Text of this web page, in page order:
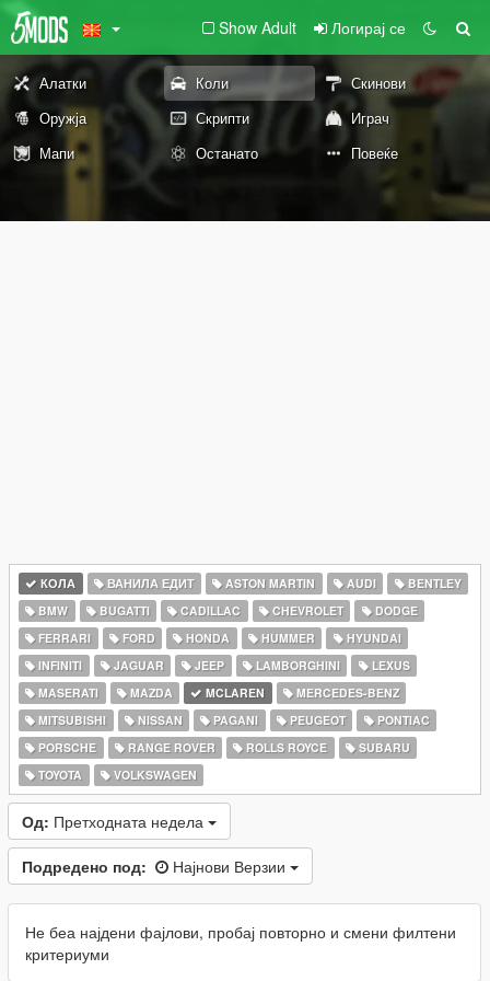
Show Adult Логирај се
Алатки Коли
Скинови
Оружја
Скрипти
Играч
Мапи
Останато Повеќе
КОЛА ВАНИЛА ЕДИТ ASTON MARTIN AUDI
BENTLEY
BMW
BUGATTI CADILLAC CHEVROLET
DODGE
FERRARI
FORD HONDA HUMMER
HYUNDAI
INFINITI
JAGUAR JEEP LAMBORGHINI
LEXUS
MASERATI
MAZDA MCLAREN
MERCEDES-BENZ
MITSUBISHI
NISSAN PAGANI PEUGEOT
PONTIAC
PORSCHE
RANGE ROVER ROLLS ROYCE
SUBARU
TOYOTA
VOLKSWAGEN
Од: Претходната недела
Подредено под: Најнови Верзии
Не беа најдени фајлови, пробај повторно и смени филтени
критериуми